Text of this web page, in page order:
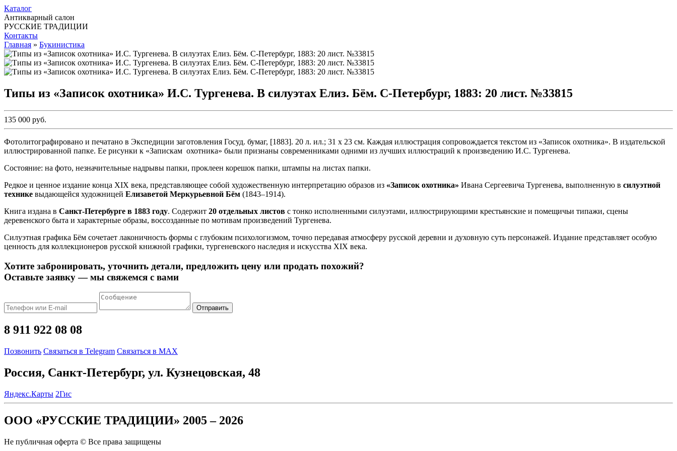
Каталог
Антикварный салон
РУССКИЕ ТРАДИЦИИ
Контакты
Главная » Букинистика
Типы из «Записок охотника» И.С. Тургенева. В силуэтах Елиз. Бём. С-Петербург, 1883: 20 лист. №33815
135 000 руб.
Фотолитографировано и печатано в Экспедиции заготовления Госуд. бумаг, [1883]. 20 л. ил.; 31 х 23 см. Каждая иллюстрация сопровождается текстом из «Записок охотника». В издательской
иллюстрированной папке. Ее рисунки к «Запискам охотника» были признаны современниками одними из лучших иллюстраций к произведению И.С. Тургенева.
Состояние: на фото, незначительные надрывы папки, проклеен корешок папки, штампы на листах папки.
Редкое и ценное издание конца XIX века, представляющее собой художественную интерпретацию образов из «Записок охотника» Ивана Сергеевича Тургенева, выполненную в силуэтной
технике выдающейся художницей Елизаветой Меркурьевной Бём (1843–1914).
Книга издана в Санкт-Петербурге в 1883 году. Содержит 20 отдельных листов с тонко исполненными силуэтами, иллюстрирующими крестьянские и помещичьи типажи, сцены
деревенского быта и характерные образы, воссозданные по мотивам произведений Тургенева.
Силуэтная графика Бём сочетает лаконичность формы с глубоким психологизмом, точно передавая атмосферу русской деревни и духовную суть персонажей. Издание представляет особую
ценность для коллекционеров русской книжной графики, тургеневского наследия и искусства XIX века.
Хотите забронировать, уточнить детали, предложить цену или продать похожий?
Оставьте заявку — мы свяжемся с вами
Отправить
8 911 922 08 08
Позвонить Связаться в Telegram Связаться в MAX
Россия, Санкт-Петербург, ул. Кузнецовская, 48
Яндекс.Карты 2Гис
ООО «РУССКИЕ ТРАДИЦИИ» 2005 – 2026
Не публичная оферта © Все права защищены